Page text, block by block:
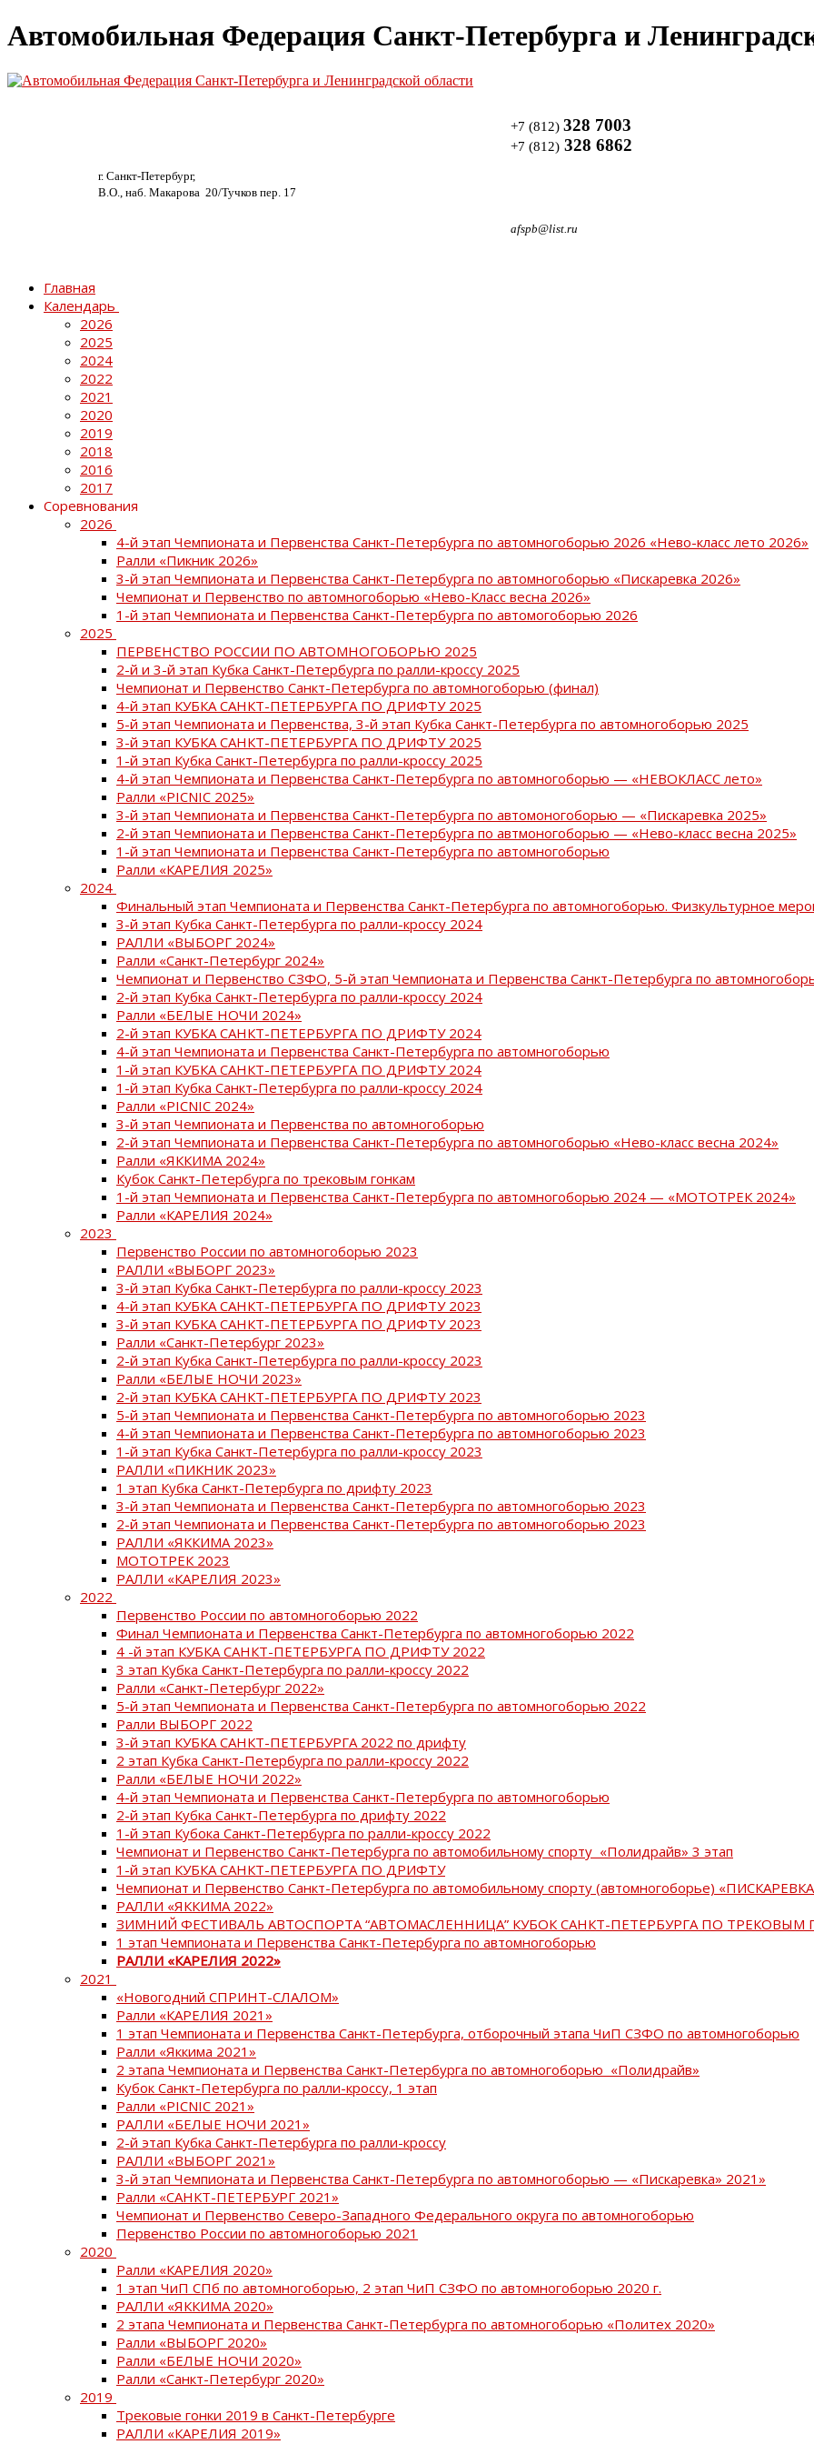
Автомобильная Федерация Санкт-Петербурга и
г. Санкт-Петербург,
В.О., наб. Макарова 20/Тучков пер. 17
+7 (812) 328 7003
+7 (812) 328 6862
afspb@list.ru
Главная
Календарь
2026
2025
2024
2022
2021
2020
2019
2018
2016
2017
Соревнования
2026
4-й этап Чемпионата и Первенства Санкт-Петербурга по автомногоборью 2026 «Нево-класс лето 2026»
Ралли «Пикник 2026»
3-й этап Чемпионата и Первенства Санкт-Петербурга по автомногоборью «Пискаревка 2026»
Чемпионат и Первенство по автомногоборью «Нево-Класс весна 2026»
1-й этап Чемпионата и Первенства Санкт-Петербурга по автомогоборью 2026
2025
ПЕРВЕНСТВО РОССИИ ПО АВТОМНОГОБОРЬЮ 2025
2-й и 3-й этап Кубка Санкт-Петербурга по ралли-кроссу 2025
Чемпионат и Первенство Санкт-Петербурга по автомногоборью (финал)
4-й этап КУБКА САНКТ-ПЕТЕРБУРГА ПО ДРИФТУ 2025
5-й этап Чемпионата и Первенства, 3-й этап Кубка Санкт-Петербурга по автомногоборью 2025
3-й этап КУБКА САНКТ-ПЕТЕРБУРГА ПО ДРИФТУ 2025
1-й этап Кубка Санкт-Петербурга по ралли-кроссу 2025
4-й этап Чемпионата и Первенства Санкт-Петербурга по автомногоборью — «НЕВОКЛАСС лето»
Ралли «PICNIC 2025»
3-й этап Чемпионата и Первенства Санкт-Петербурга по автомоногоборью — «Пискаревка 2025»
2-й этап Чемпионата и Первенства Санкт-Петербурга по автмоногоборью — «Нево-класс весна 2025»
1-й этап Чемпионата и Первенства Санкт-Петербурга по автомногоборью
Ралли «КАРЕЛИЯ 2025»
2024
Финальный этап Чемпионата и Первенства Санкт-Петербурга по автомногоборью. Физкультурное
3-й этап Кубка Санкт-Петербурга по ралли-кроссу 2024
РАЛЛИ «ВЫБОРГ 2024»
Ралли «Санкт-Петербург 2024»
Чемпионат и Первенство СЗФО, 5-й этап Чемпионата и Первенства Санкт-Петербурга по
2-й этап Кубка Санкт-Петербурга по ралли-кроссу 2024
Ралли «БЕЛЫЕ НОЧИ 2024»
2-й этап КУБКА САНКТ-ПЕТЕРБУРГА ПО ДРИФТУ 2024
4-й этап Чемпионата и Первенства Санкт-Петербурга по автомногоборью
1-й этап КУБКА САНКТ-ПЕТЕРБУРГА ПО ДРИФТУ 2024
1-й этап Кубка Санкт-Петербурга по ралли-кроссу 2024
Ралли «PICNIC 2024»
3-й этап Чемпионата и Первенства по автомногоборью
2-й этап Чемпионата и Первенства Санкт-Петербурга по автомногоборью «Нево-класс весна 2024»
Ралли «ЯККИМА 2024»
Кубок Санкт-Петербурга по трековым гонкам
1-й этап Чемпионата и Первенства Санкт-Петербурга по автомногоборью 2024 — «МОТОТРЕК 2024»
Ралли «КАРЕЛИЯ 2024»
2023
Первенство России по автомногоборью 2023
РАЛЛИ «ВЫБОРГ 2023»
3-й этап Кубка Санкт-Петербурга по ралли-кроссу 2023
4-й этап КУБКА САНКТ-ПЕТЕРБУРГА ПО ДРИФТУ 2023
3-й этап КУБКА САНКТ-ПЕТЕРБУРГА ПО ДРИФТУ 2023
Ралли «Санкт-Петербург 2023»
2-й этап Кубка Санкт-Петербурга по ралли-кроссу 2023
Ралли «БЕЛЫЕ НОЧИ 2023»
2-й этап КУБКА САНКТ-ПЕТЕРБУРГА ПО ДРИФТУ 2023
5-й этап Чемпионата и Первенства Санкт-Петербурга по автомногоборью 2023
4-й этап Чемпионата и Первенства Санкт-Петербурга по автомногоборью 2023
1-й этап Кубка Санкт-Петербурга по ралли-кроссу 2023
РАЛЛИ «ПИКНИК 2023»
1 этап Кубка Санкт-Петербурга по дрифту 2023
3-й этап Чемпионата и Первенства Санкт-Петербурга по автомногоборью 2023
2-й этап Чемпионата и Первенства Санкт-Петербурга по автомногоборью 2023
РАЛЛИ «ЯККИМА 2023»
МОТОТРЕК 2023
РАЛЛИ «КАРЕЛИЯ 2023»
2022
Первенство России по автомногоборью 2022
Финал Чемпионата и Первенства Санкт-Петербурга по автомногоборью 2022
4 -й этап КУБКА САНКТ-ПЕТЕРБУРГА ПО ДРИФТУ 2022
3 этап Кубка Санкт-Петербурга по ралли-кроссу 2022
Ралли «Санкт-Петербург 2022»
5-й этап Чемпионата и Первенства Санкт-Петербурга по автомногоборью 2022
Ралли ВЫБОРГ 2022
3-й этап КУБКА САНКТ-ПЕТЕРБУРГА 2022 по дрифту
2 этап Кубка Санкт-Петербурга по ралли-кроссу 2022
Ралли «БЕЛЫЕ НОЧИ 2022»
4-й этап Чемпионата и Первенства Санкт-Петербурга по автомногоборью
2-й этап Кубка Санкт-Петербурга по дрифту 2022
1-й этап Кубока Санкт-Петербурга по ралли-кроссу 2022
Чемпионат и Первенство Санкт-Петербурга по автомобильному спорту «Полидрайв» 3 этап
1-й этап КУБКА САНКТ-ПЕТЕРБУРГА ПО ДРИФТУ
Чемпионат и Первенство Санкт-Петербурга по автомобильному спорту (автомногоборье)
РАЛЛИ «ЯККИМА 2022»
ЗИМНИЙ ФЕСТИВАЛЬ АВТОСПОРТА “АВТОМАСЛЕННИЦА” КУБОК САНКТ-ПЕТЕРБУРГА ПО ТРЕКОВЫМ
1 этап Чемпионата и Первенства Санкт-Петербурга по автомногоборью
РАЛЛИ «КАРЕЛИЯ 2022»
2021
«Новогодний СПРИНТ-СЛАЛОМ»
Ралли «КАРЕЛИЯ 2021»
1 этап Чемпионата и Первенства Санкт-Петербурга, отборочный этапа ЧиП СЗФО по автомногоборью
Ралли «Яккима 2021»
2 этапа Чемпионата и Первенства Санкт-Петербурга по автомногоборью «Полидрайв»
Кубок Санкт-Петербурга по ралли-кроссу, 1 этап
Ралли «PICNIC 2021»
РАЛЛИ «БЕЛЫЕ НОЧИ 2021»
2-й этап Кубка Санкт-Петербурга по ралли-кроссу
РАЛЛИ «ВЫБОРГ 2021»
3-й этап Чемпионата и Первенства Санкт-Петербурга по автомногоборью — «Пискаревка» 2021»
Ралли «САНКТ-ПЕТЕРБУРГ 2021»
Чемпионат и Первенство Северо-Западного Федерального округа по автомногоборью
Первенство России по автомногоборью 2021
2020
Ралли «КАРЕЛИЯ 2020»
1 этап ЧиП СПб по автомногоборью, 2 этап ЧиП СЗФО по автомногоборью 2020 г.
РАЛЛИ «ЯККИМА 2020»
2 этапа Чемпионата и Первенства Санкт-Петербурга по автомногоборью «Политех 2020»
Ралли «ВЫБОРГ 2020»
Ралли «БЕЛЫЕ НОЧИ 2020»
Ралли «Санкт-Петербург 2020»
2019
Трековые гонки 2019 в Санкт-Петербурге
РАЛЛИ «КАРЕЛИЯ 2019»